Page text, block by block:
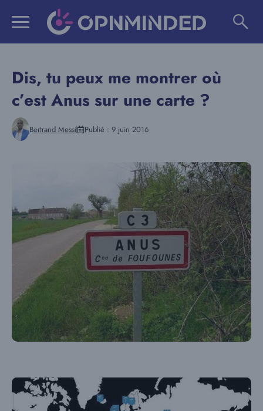
Dis, tu peux me montrer où
c’est Anus sur une carte ?
Bertrand Messi Publié : 9 juin 2016